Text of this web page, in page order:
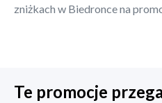
zniżkach w Biedronce na
Te promocje